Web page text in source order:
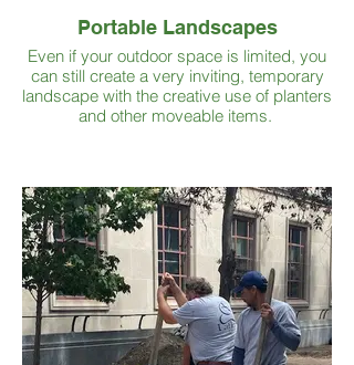
Portable Landscapes
Even if your outdoor space is limited, you
can still create a very inviting, temporary
landscape with the creative use of planters
and other moveable items.